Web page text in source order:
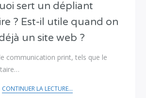
sert un dépliant
? Est-il utile quand on
un site web ?
communication print, tels que le
CONTINUER LA LECTURE...